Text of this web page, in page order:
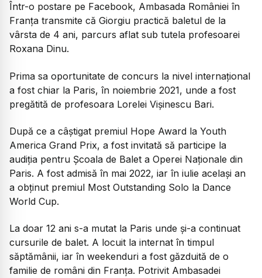
Într-o postare pe Facebook, Ambasada României în
Franța transmite că Giorgiu practică baletul de la
vârsta de 4 ani, parcurs aflat sub tutela profesoarei
Roxana Dinu.
Prima sa oportunitate de concurs la nivel internațional
a fost chiar la Paris, în noiembrie 2021, unde a fost
pregătită de profesoara Lorelei Vișinescu Bari.
După ce a câștigat premiul Hope Award la Youth
America Grand Prix, a fost invitată să participe la
audiția pentru Școala de Balet a Operei Naționale din
Paris. A fost admisă în mai 2022, iar în iulie același an
a obținut premiul Most Outstanding Solo la Dance
World Cup.
La doar 12 ani s-a mutat la Paris unde și-a continuat
cursurile de balet. A locuit la internat în timpul
săptămânii, iar în weekenduri a fost găzduită de o
familie de români din Franța. Potrivit Ambasadei